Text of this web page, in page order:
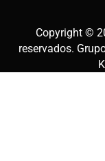
Copyright ©
reservados.